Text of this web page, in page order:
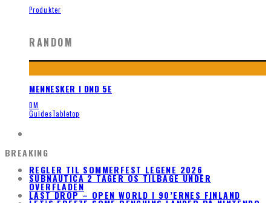
Produkter
RANDOM
MENNESKER I DND 5E
DM
GuidesTabletop
BREAKING
REGLER TIL SOMMERFEST LEGENE 2026
SUBNAUTICA 2 TAGER OS TILBAGE UNDER
OVERFLADEN
LAST DROP – OPEN WORLD I 90’ERNES FINLAND